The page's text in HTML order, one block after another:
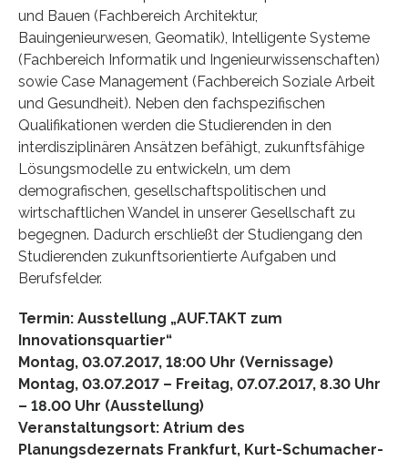
und Bauen (Fachbereich Architektur,
Bauingenieurwesen, Geomatik), Intelligente Systeme
(Fachbereich Informatik und Ingenieurwissenschaften)
sowie Case Management (Fachbereich Soziale Arbeit
und Gesundheit). Neben den fachspezifischen
Qualifikationen werden die Studierenden in den
interdisziplinären Ansätzen befähigt, zukunftsfähige
Lösungsmodelle zu entwickeln, um dem
demografischen, gesellschaftspolitischen und
wirtschaftlichen Wandel in unserer Gesellschaft zu
begegnen. Dadurch erschließt der Studiengang den
Studierenden zukunftsorientierte Aufgaben und
Berufsfelder.
Termin: Ausstellung „AUF.TAKT zum
Innovationsquartier“
Montag, 03.07.2017, 18:00 Uhr (Vernissage)
Montag, 03.07.2017 – Freitag, 07.07.2017, 8.30 Uhr
– 18.00 Uhr (Ausstellung)
Veranstaltungsort: Atrium des
Planungsdezernats Frankfurt, Kurt-Schumacher-